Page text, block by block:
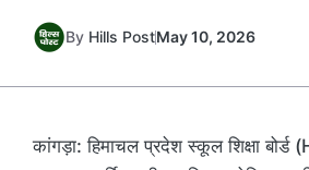
By Hills PostMay 10, 2026
कांगड़ा: हिमाचल प्रदेश स्कूल शिक्षा